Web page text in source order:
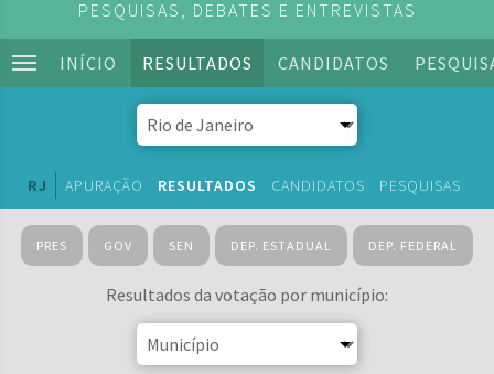
PESQUISAS, DEBATES E ENTREVISTAS
INÍCIO RESULTADOS CANDIDATOS
RJ APURAÇÃO RESULTADOS CANDIDATOS PESQUISAS
PRES GOV SEN DEP. ESTADUAL DEP. FEDERAL
Resultados da votação por município: